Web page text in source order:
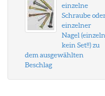
einzelne
Schraube
einzelner
Nagel (einzeln,
kein Set!!) zu
dem ausgewählten
Beschlag